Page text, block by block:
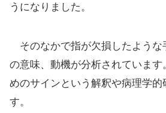
うになりました。
そのなかで指が欠損したような
の意味、動機が分析されています
めのサインという解釈や病理学
す。